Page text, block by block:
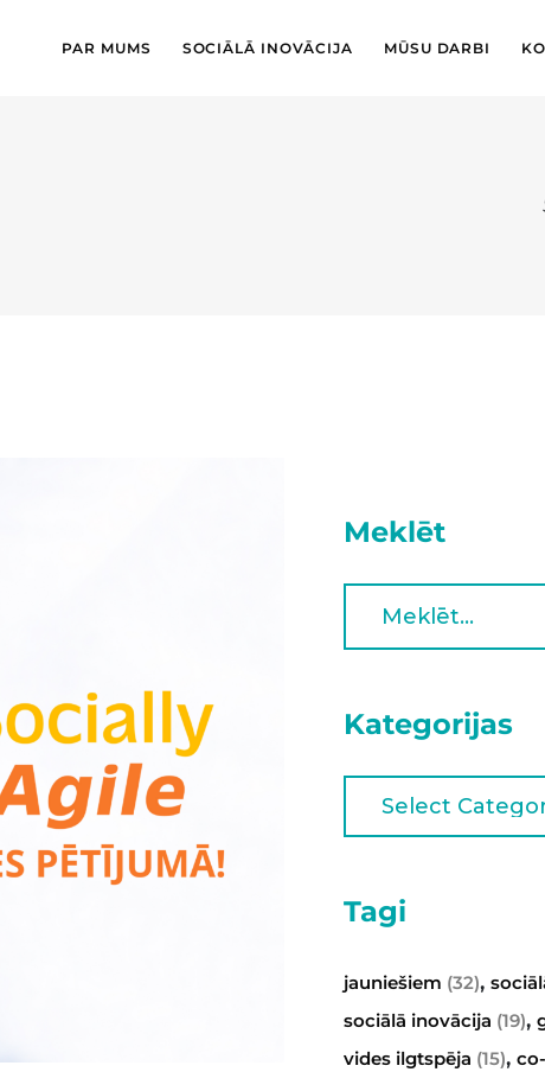
PAR MUMS SOCIĀLĀ INOVĀCIJA MŪSU DARBI
Meklēt
Kategorijas
Tagi
jauniešiem (32),
sociālā inovācija (19),
vides ilgtspēja (15),